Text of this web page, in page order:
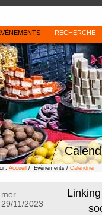
RECHERCHE
: Accueil / Évènements / Calendrier
mer.
29/11/2023